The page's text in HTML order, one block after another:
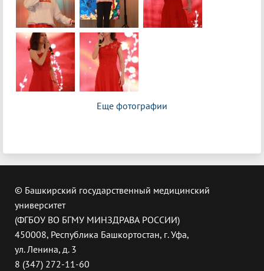
Еще фотографии
© Башкирский государственный медицинский
университет
(ФГБОУ ВО БГМУ МИНЗДРАВА РОССИИ)
450008, Республика Башкортостан, г. Уфа,
ул. Ленина, д. 3
8 (347) 272-11-60